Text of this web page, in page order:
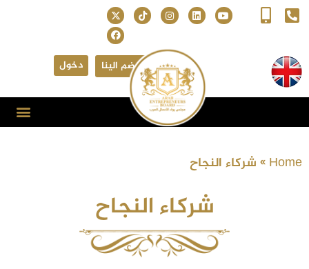
انضم الينا دخول
Home
» شركاء النجاح
شركاء النجاح